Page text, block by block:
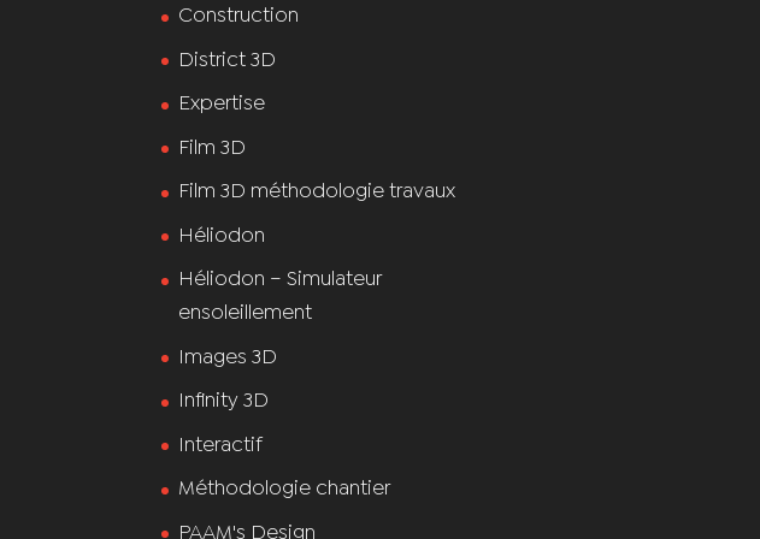
Construction
District 3D
Expertise
Film 3D
Film 3D méthodologie travaux
Héliodon
Héliodon – Simulateur
ensoleillement
Images 3D
Infinity 3D
Interactif
Méthodologie chantier
PAAM's Design